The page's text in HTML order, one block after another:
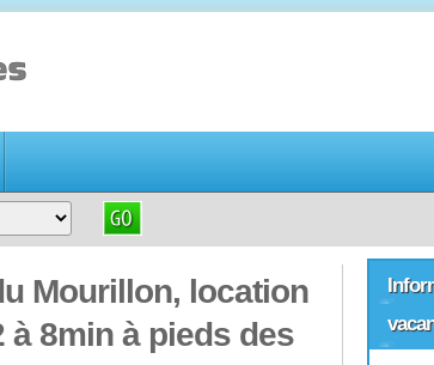
pas déposez immédiatement votre annonce pour
Mourillon, location
à 8min à pieds des